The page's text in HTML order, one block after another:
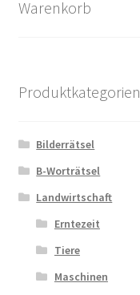
Warenkorb
Produktkategorien
Bilderrätsel
B-Worträtsel
Landwirtschaft
Erntezeit
Tiere
Maschinen